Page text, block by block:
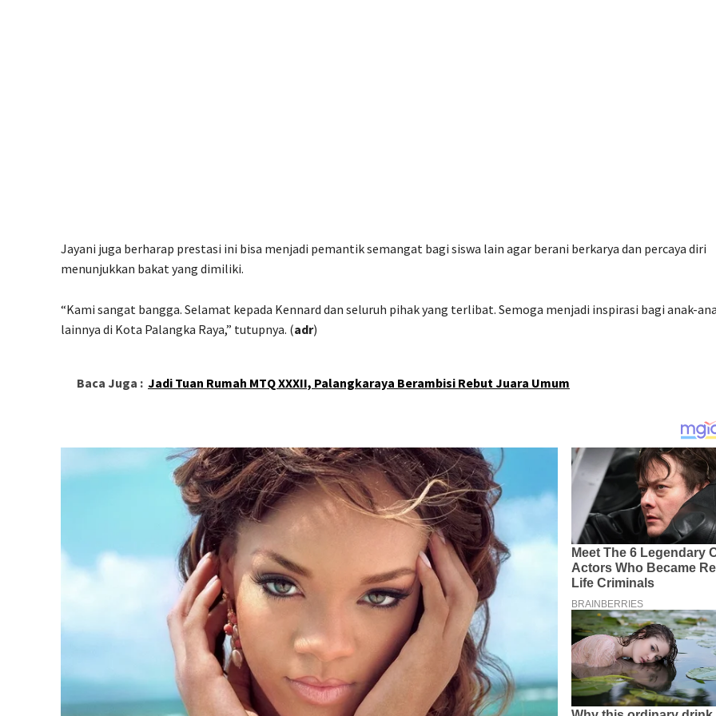
Jayani juga berharap prestasi ini bisa menjadi pemantik semangat bagi siswa lain agar berani berkarya dan percaya diri
menunjukkan bakat yang dimiliki.
“Kami sangat bangga. Selamat kepada Kennard dan seluruh pihak yang terlibat. Semoga menjadi inspirasi bagi anak-
lainnya di Kota Palangka Raya,” tutupnya. (adr)
Baca Juga : Jadi Tuan Rumah MTQ XXXII, Palangkaraya Berambisi Rebut Juara Umum